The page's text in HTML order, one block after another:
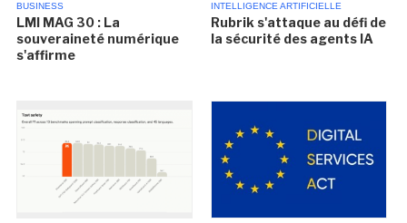
BUSINESS
LMI MAG 30 : La
souveraineté numérique
s'affirme
INTELLIGENCE ARTIFICIELLE
Rubrik s'attaque au défi de
la sécurité des agents IA